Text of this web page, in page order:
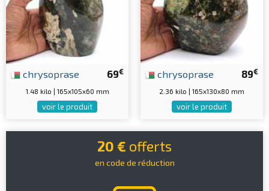
69€
chrysoprase
1.48 kilo | 165x105x60 mm
voir le produit
89€
chrysoprase
2.36 kilo | 165x130x80 mm
voir le produit
20 € offerts
en code de réduction